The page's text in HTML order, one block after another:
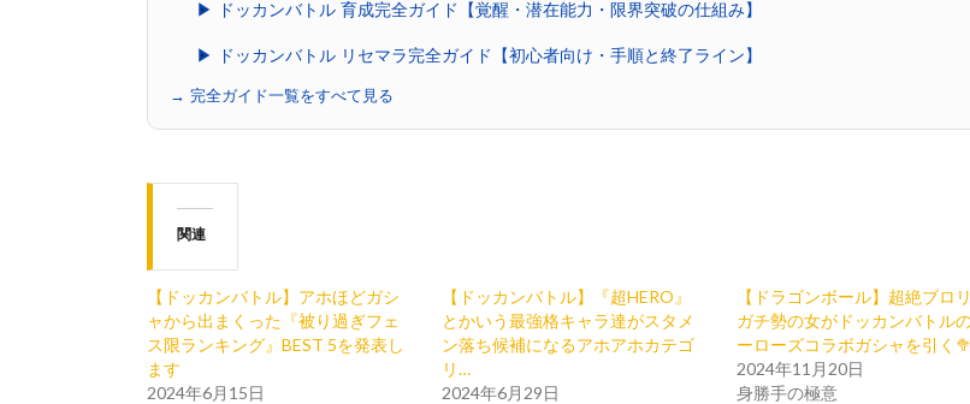
▶ ドッカンバトル 育成完全ガイド【覚醒・潜在能力・限界突破の仕組み】
▶ ドッカンバトル リセマラ完全ガイド【初心者向け・手順と終了ライン】
→ 完全ガイド一覧をすべて見る
関連
【ドッカンバトル】アホほどガシ
ャから出まくった『被り過ぎフェ
ス限ランキング』BEST 5を発表し
ます
2024年6月15日
【ドッカンバトル】『超HERO』
とかいう最強格キャラ達がスタメ
ン落ち候補になるアホアホカテゴ
リ…
2024年6月29日
【ドラゴンボール】超絶ブロ
ガチ勢の女がドッカンバトル
ーローズコラボガシャを引く
2024年11月20日
身勝手の極意